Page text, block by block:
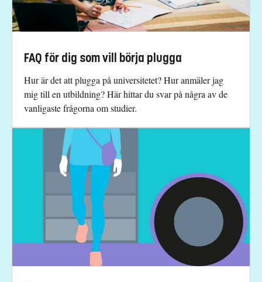
FAQ för dig som vill börja plugga
Hur är det att plugga på universitetet? Hur anmäler jag
mig till en utbildning? Här hittar du svar på några av de
vanligaste frågorna om studier.